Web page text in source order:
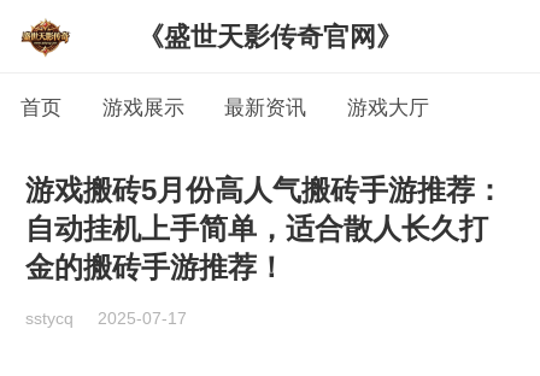
《盛世天影传奇官网》
首页 游戏展示 最新资讯 游戏大厅
游戏搬砖5月份高人气搬砖手游推荐：
自动挂机上手简单，适合散人长久打
金的搬砖手游推荐！
sstycq 2025-07-17